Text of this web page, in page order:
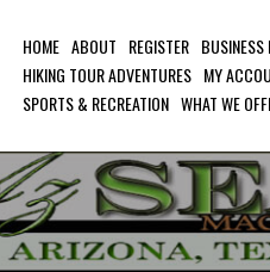
HOME ABOUT REGISTER BUSINESS
HIKING TOUR ADVENTURES MY
SPORTS & RECREATION WHAT WE